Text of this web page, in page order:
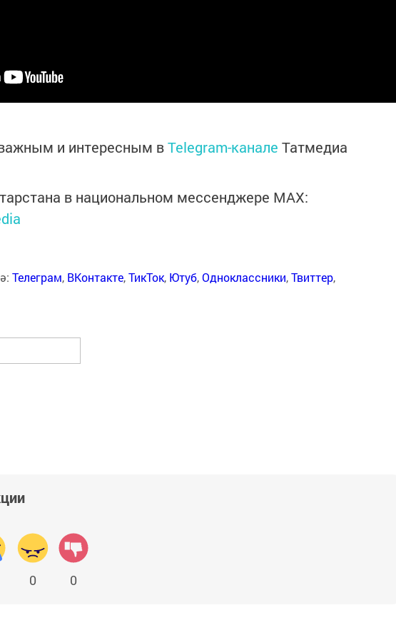
и интересным вTelegram-канале Татмедиа
в национальном мессенджере MАХ:
Телеграм, ВКонтакте,ТикТок, Ютуб,Одноклассники,Твиттер,
0 0